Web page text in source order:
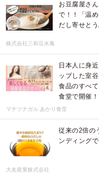
お豆腐屋さ
で！！「温
だし寄せと
株式会社三和豆水庵
日本人に身
ップした室
食品のすべ
食堂で開催！
マチツナガル あかり食堂
従来の2倍の
ンディング
大友産業株式会社